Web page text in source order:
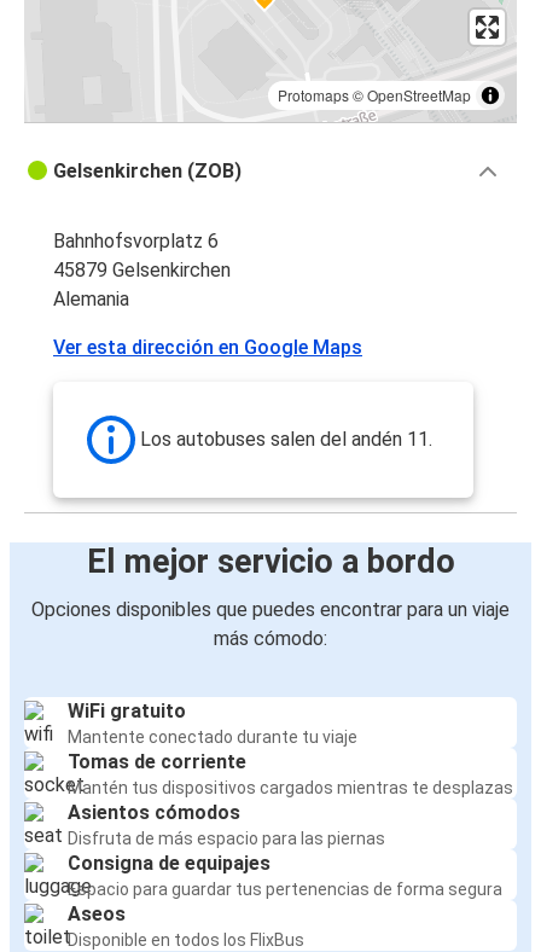
Protomaps©OpenStreetMap
Gelsenkirchen (ZOB)
Bahnhofsvorplatz 6
45879 Gelsenkirchen
Alemania
Ver esta dirección en Google Maps
Los autobuses salen del andén 11.
El mejor servicio a bordo
Opciones disponibles que puedes encontrar para un viaje
más cómodo:
WiFi gratuito
Mantente conectado durante tu viaje
Tomas de corriente
Mantén tus dispositivos cargados mientras te desplazas
Asientos cómodos
Disfruta de más espacio para las piernas
Consigna de equipajes
Espacio para guardar tus pertenencias de forma segura
Aseos
Disponible en todos los FlixBus